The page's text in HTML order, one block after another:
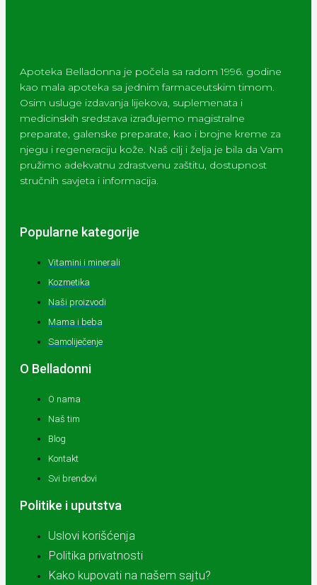
Apoteka Belladonna je počela sa radom 1996. godine
kao mala apoteka sa jednim farmaceutskim timom.
Osim usluge izdavanja lijekova, suplemenata i
medicinskih sredstava izrađujemo magistralne
preparate, galenske preparate, kao i brojne kreme za
njegu i regeneraciju kože. Naš cilj i želja je bila da Vam
pružimo adekvatnu zdrastvenu zaštitu, dostupnost
stručnih savjeta i informacija.
Popularne kategorije
Vitamini i minerali
Kozmetika
Naši proizvodi
Mama i beba
Samoliječenje
O Belladonni
O nama
Naš tim
Blog
Kontakt
Svi brendovi
Politike i uputstva
Uslovi korišćenja
Politika privatnosti
Kako kupovati na našem sajtu?